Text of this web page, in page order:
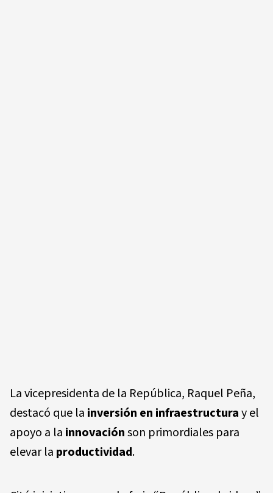
La vicepresidenta de la República, Raquel Peña,
destacó que la inversión en infraestructuray el
apoyo a la innovaciónson primordiales para
elevar la productividad.